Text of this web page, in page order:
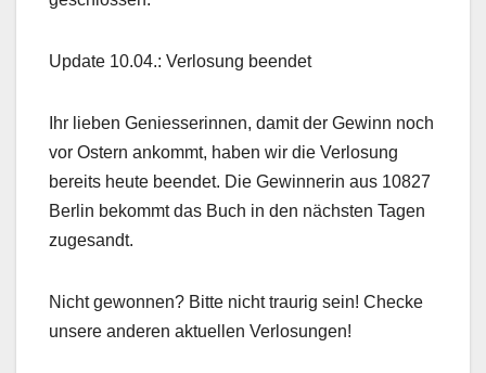
Update 10.04.: Ver­losung been­det
Ihr lieben Geniesserin­nen, damit der Gewinn noch
vor Ostern ankommt, haben wir die Ver­losung
bere­its heute been­det. Die Gewin­ner­in aus 10827
Berlin bekommt das Buch in den näch­sten Tagen
zuge­sandt.
Nicht gewon­nen? Bitte nicht trau­rig sein! Checke
unsere anderen aktuellen Ver­losun­gen!